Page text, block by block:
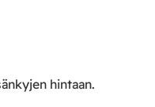
hintaan.